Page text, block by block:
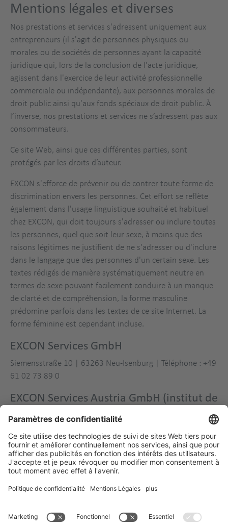
Mentions légales et diverses
Nos prestations et services s'adressent uniquement aux
entrepreneurs (il s'agit de personnes physiques ou
morales ou de sociétés de personnes ayant la capacité
juridique qui, lors de la conclusion de l'acte juridique,
agissent dans l'exercice de leur activité professionnelle
commerciale ou indépendante), aux personnes morales de
droit public ainsi qu'aux fonds spéciaux de droit public. À
l’inverse, nos prestations et services ne s’adressent pas aux
consommateurs.
Ce site Web, ainsi que ces différentes parties, sont
protégés par les droits d’auteur.
EXCON s'efforce de prévenir ou de contrer toute forme de
discrimination envers les personnes. Cet effort se reflète
également dans l'usage linguistique souhaité et habituel
chez EXCON, qui doit toujours s'adresser ou inclure toutes
les personnes, quel que soit leur sexe, à moins que des
raisons légitimes ne justifient de ne s'adresser ou d'inclure
dans le langage que des personnes d'un certain sexe. Les
textes rédigés de manière systématiquement neutre en
termes de sexe pouvant facilement conduire à un manque
de clarté et de compréhension, la forme masculine
prédomine parfois dans les textes de ce site Internet. La
forme féminine est cependant incluse.
EXCON Services GmbH
Siemensstraße 10 | 63263 Neu-Isenburg | Téléphone : +49
61 02 73 89 0
EXCON Services Austria GmbH (institut de
88 07 00 0
EXCON Services Schweiz GmbH
56 61 8 33 - 22